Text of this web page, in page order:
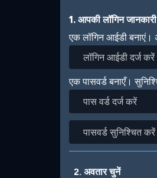
1. आपकी लॉगिन जानकारी
एक लॉगिन आईडी बनाएं।
एक पासवर्ड बनाएँ।
दर्ज
सुनिश्चित
करें
2. अवतार चुनें